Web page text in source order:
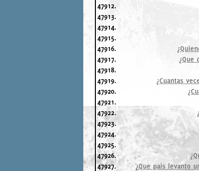
47912.
47913.
47914.
47915.
47916.
47917.
¿Que
47918.
47919.
¿Cuantas
47920.
47921.
47922.
47923.
47924.
47925.
47926.
47927.
¿Que pais levanto